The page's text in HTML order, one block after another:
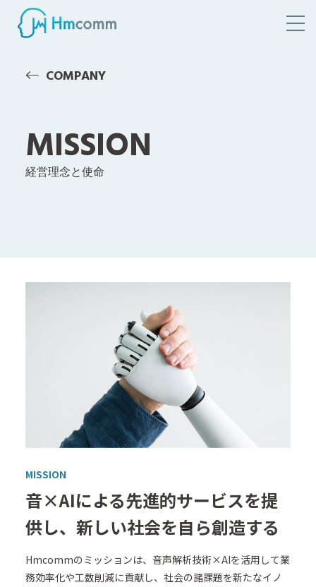
COMPANY
MISSION
経営理念と使命
MISSION
音×AIによる先進的サービスを提
供し、新しい社会を自ら創造する
Hmcommのミッションは、音声解析技術×AIを活用して業
務効率化や工数削減に貢献し、社会の諸課題を新たなイノ